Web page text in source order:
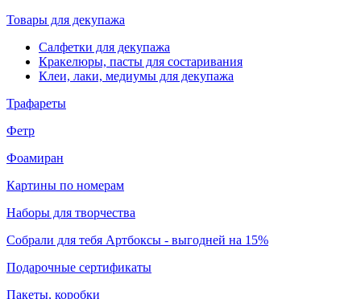
Товары для декупажа
Салфетки для декупажа
Кракелюры, пасты для состаривания
Клеи, лаки, медиумы для декупажа
Трафареты
Фетр
Фоамиран
Картины по номерам
Наборы для творчества
Собрали для тебя Артбоксы - выгодней на 15%
Подарочные сертификаты
Пакеты, коробки